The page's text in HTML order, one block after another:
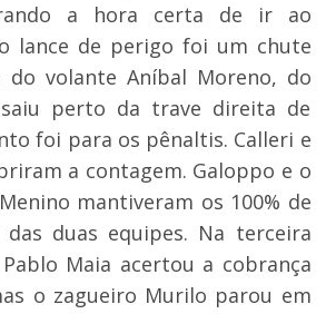
a hora certa de ir ao
lance de perigo foi um chute
volante Aníbal Moreno, do
saiu perto da trave direita de
foi para os pênaltis. Calleri e
a contagem. Galoppo e o
mantiveram os 100% de
duas equipes. Na terceira
Maia acertou a cobrança
o zagueiro Murilo parou em